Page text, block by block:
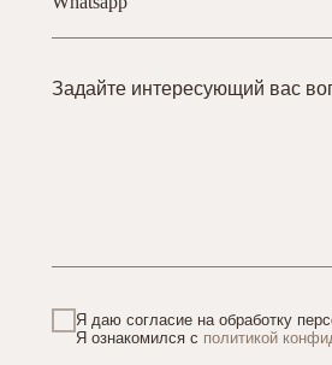
Задайте интересующий вас
Я даю согласие на обработку
Я ознакомился с политикой